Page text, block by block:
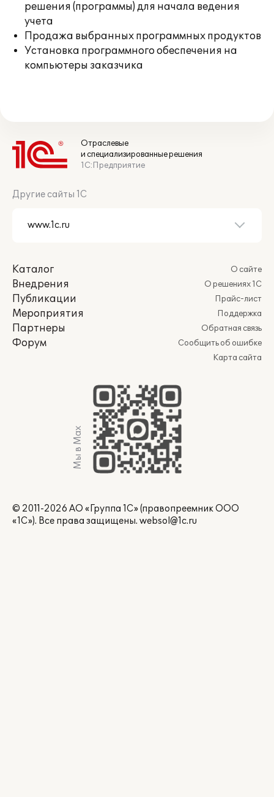
решения (программы) для начала ведения
учета
Продажа выбранных программных продуктов
Установка программного обеспечения на
компьютеры заказчика
Отраслевые
и специализированные решения
1С:Предприятие
Другие сайты 1С
Каталог
Внедрения
Публикации
Мероприятия
Партнеры
Форум
О сайте
О решениях 1С
Прайс-лист
Поддержка
Обратная связь
Сообщить об ошибке
Карта сайта
Мы в Max
© 2011-2026 АО «Группа 1С» (правопреемник ООО
«1С»). Все права защищены. websol@1c.ru